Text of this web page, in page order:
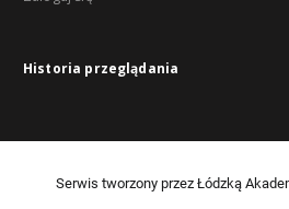
Historia przeglądania
Serwis tworzony przez Łódzką